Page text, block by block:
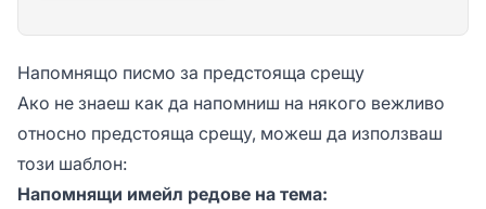
Напомнящо писмо за предстояща срещу
Ако не знаеш как да напомниш на някого вежливо
относно предстояща срещу, можеш да използваш
този шаблон:
Напомнящи имейл редове на тема: